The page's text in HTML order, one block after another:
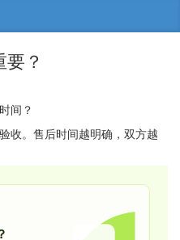
？
间？
收。售后时间越明确，双方越